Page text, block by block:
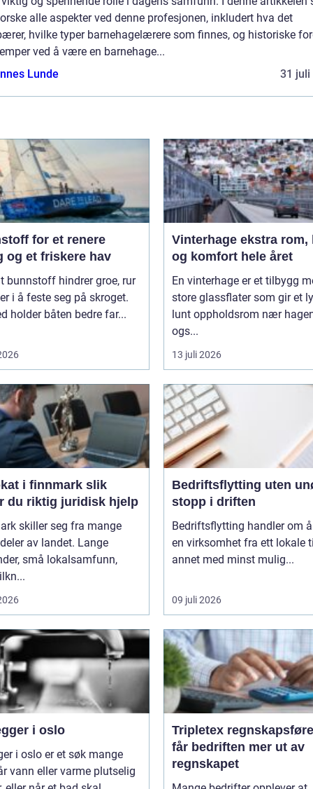
alle aspekter ved denne profesjonen, inkludert hva det
hvilke typer barnehagelærere som finnes, og historiske
ved å være en barnehage...
Lunde
31 juli
for et renere
og et friskere hav
bunnstoff hindrer groe, rur
i å feste seg på skroget.
holder båten bedre far...
Vinterhage ekstra rom, lys
og komfort hele året
En vinterhage er et tilbygg
store glassflater som gir et
lunt oppholdsrom nær
ogs...
13 juli 2026
i finnmark slik
du riktig juridisk hjelp
skiller seg fra mange
av landet. Lange
små lokalsamfunn,
Bedriftsflytting uten
stopp i driften
Bedriftsflytting handler om
en virksomhet fra ett lokale
annet med minst mulig...
09 juli 2026
i oslo
i oslo er et søk mange
vann eller varme plutselig
Tripletex regnskapsfører
får bedriften mer ut av
regnskapet